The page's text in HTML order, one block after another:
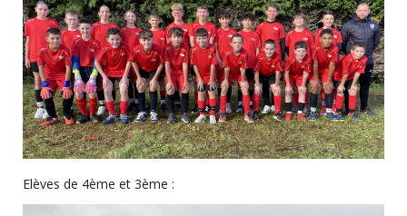
Elèves de 4ème et 3ème :